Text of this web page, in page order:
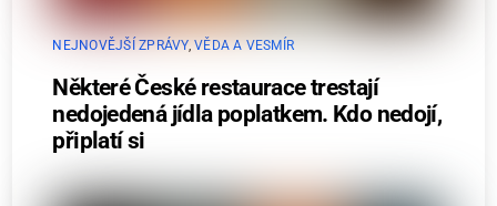
NEJNOVĚJŠÍ ZPRÁVY,VĚDA A VESMÍR
Některé České restaurace trestají
nedojedená jídla poplatkem. Kdo nedojí,
připlatí si